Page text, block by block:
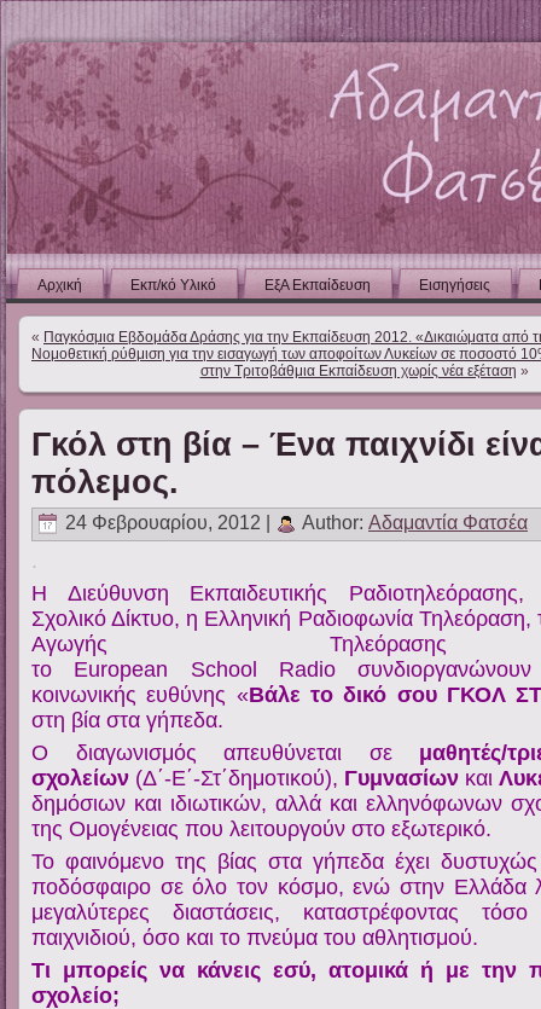
Αρχική Εκπ/κό Υλικό ΕξΑ Εκπαίδευση Εισηγήσεις
« Παγκόσμια Εβδομάδα Δράσης για την Εκπαίδευση 2012. «Δικαιώματα από
Νομοθετική ρύθμιση για την εισαγωγή των αποφοίτων Λυκείων σε ποσοστό
στην Τριτοβάθμια Εκπαίδευση χωρίς νέα εξέταση »
Γκόλ στη βία – Ένα παιχνίδι
πόλεμος.
24 Φεβρουαρίου, 2012 | Author: Αδαμαντία Φατσέα
.
Η Διεύθυνση Εκπαιδευτικής
Σχολικό Δίκτυο, η Ελληνική Ραδιοφωνία Τηλεόραση,
Αγωγής
το European School Radio
κοινωνικής ευθύνης «Βάλε το δικό σου ΓΚΟΛ
στη βία στα γήπεδα.
Ο διαγωνισμός απευθύνεται σε μαθητές/
σχολείων (Δ΄-Ε΄-Στ΄δημοτικού), Γυμνασίων και
δημόσιων και ιδιωτικών, αλλά και ελληνόφωνων
της Ομογένειας που λειτουργούν στο εξωτερικό.
Το φαινόμενο της βίας στα γήπεδα έχει
ποδόσφαιρο σε όλο τον κόσμο, ενώ στην Ελλάδα
μεγαλύτερες διαστάσεις, καταστρέφοντας
παιχνιδιού, όσο και το πνεύμα του αθλητισμού.
Τι μπορείς να κάνεις εσύ, ατομικά ή με την
σχολείο;